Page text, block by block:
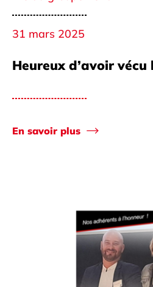
31 mars 2025
Heureux d’avoir
En savoir plus